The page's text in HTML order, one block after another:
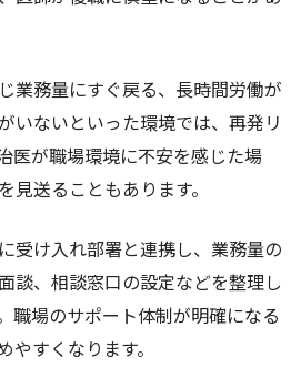
業務量にすぐ戻る、長時間労働が
いないといった環境では、再発リ
医が職場環境に不安を感じた場
見送ることもあります。
受け入れ部署と連携し、業務量の
談、相談窓口の設定などを整理し
職場のサポート体制が明確になる
やすくなります。